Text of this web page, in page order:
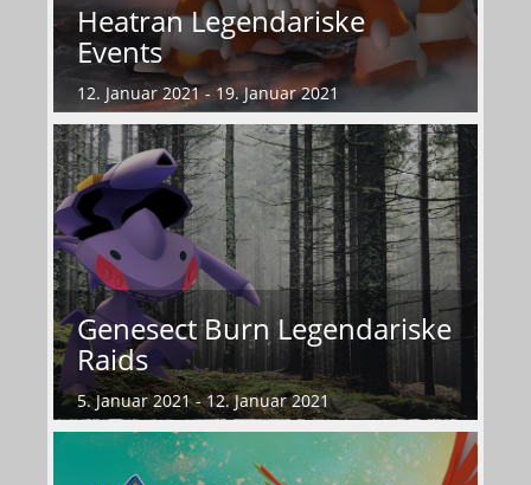
Heatran Legendariske
Events
12. Januar 2021 - 19. Januar 2021
Genesect Burn Legendariske
Raids
5. Januar 2021 - 12. Januar 2021